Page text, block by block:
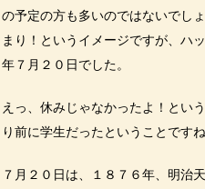
の予定の方も多いのではないでし
まり！というイメージですが、ハ
年７月２０日でした。
えっ、休みじゃなかったよ！とい
り前に学生だったということですね
７月２０日は、１８７６年、明治